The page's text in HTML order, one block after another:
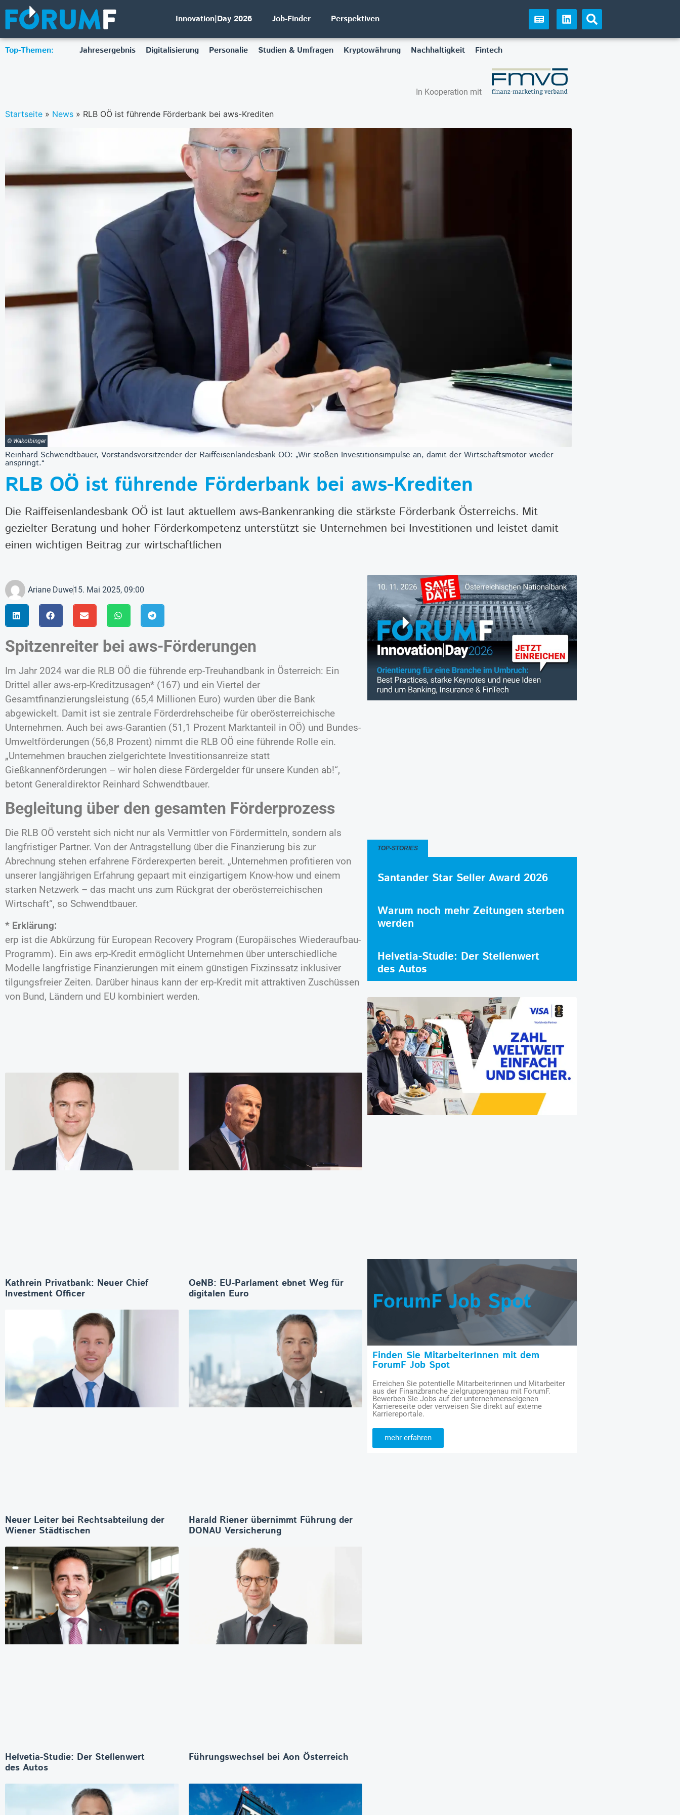
Innovation|Day 2026 Job-Finder Perspektiven
Top-Themen: Jahresergebnis Digitalisierung Personalie Studien & Umfragen Kryptowährung Nachhaltigkeit Fintech
In Kooperation mit
Startseite » News » RLB OÖ ist führende Förderbank bei aws-Krediten
© Wakolbinger
Reinhard Schwendtbauer, Vorstandsvorsitzender der Raiffeisenlandesbank OÖ: „Wir stoßen Investitionsimpulse an, damit der Wirtschaftsmotor wieder
anspringt.“
RLB OÖ ist führende Förderbank bei aws-Krediten
Die Raiffeisenlandesbank OÖ ist laut aktuellem aws-Bankenranking die stärkste Förderbank Österreichs. Mit
gezielter Beratung und hoher Förderkompetenz unterstützt sie Unternehmen bei Investitionen und leistet damit
einen wichtigen Beitrag zur wirtschaftlichen
Ariane Duwe15. Mai 2025, 09:00
Spitzenreiter bei aws-Förderungen
Im Jahr 2024 war die RLB OÖ die führende erp-Treuhandbank in Österreich: Ein
Drittel aller aws-erp-Kreditzusagen* (167) und ein Viertel der
Gesamtfinanzierungsleistung (65,4 Millionen Euro) wurden über die Bank
abgewickelt. Damit ist sie zentrale Förderdrehscheibe für oberösterreichische
Unternehmen. Auch bei aws-Garantien (51,1 Prozent Marktanteil in OÖ) und Bundes-
Umweltförderungen (56,8 Prozent) nimmt die RLB OÖ eine führende Rolle ein.
„Unternehmen brauchen zielgerichtete Investitionsanreize statt
Gießkannenförderungen – wir holen diese Fördergelder für unsere Kunden ab!“,
betont Generaldirektor Reinhard Schwendtbauer.
Begleitung über den gesamten Förderprozess
Die RLB OÖ versteht sich nicht nur als Vermittler von Fördermitteln, sondern als
langfristiger Partner. Von der Antragstellung über die Finanzierung bis zur
Abrechnung stehen erfahrene Förderexperten bereit. „Unternehmen profitieren von
unserer langjährigen Erfahrung gepaart mit einzigartigem Know-how und einem
starken Netzwerk – das macht uns zum Rückgrat der oberösterreichischen
Wirtschaft“, so Schwendtbauer.
* Erklärung:
erp ist die Abkürzung für European Recovery Program (Europäisches Wiederaufbau-
Programm). Ein aws erp-Kredit ermöglicht Unternehmen über unterschiedliche
Modelle langfristige Finanzierungen mit einem günstigen Fixzinssatz inklusiver
tilgungsfreier Zeiten. Darüber hinaus kann der erp-Kredit mit attraktiven Zuschüssen
von Bund, Ländern und EU kombiniert werden.
Kathrein Privatbank: Neuer Chief
Investment Officer
OeNB: EU-Parlament ebnet Weg für
digitalen Euro
Neuer Leiter bei Rechtsabteilung der
Wiener Städtischen
Harald Riener übernimmt Führung der
DONAU Versicherung
Helvetia-Studie: Der Stellenwert
des Autos
Führungswechsel bei Aon Österreich
TOP-STORIES
Santander Star Seller Award 2026
Warum noch mehr Zeitungen sterben
werden
Helvetia-Studie: Der Stellenwert
des Autos
ForumF Job Spot
Finden Sie MitarbeiterInnen mit dem
ForumF Job Spot
Erreichen Sie potentielle Mitarbeiterinnen und Mitarbeiter
aus der Finanzbranche zielgruppengenau mit ForumF.
Bewerben Sie Jobs auf der unternehmenseigenen
Karriereseite oder verweisen Sie direkt auf externe
Karriereportale.
mehr erfahren